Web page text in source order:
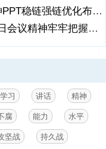
反腐倡廉斗争，赢得了保
史主动，赢得了全党高度
民族伟大复兴的历史主
挥、纪委监委组织协调、
败工作体制机制。,一,构
治标之中，让党员干部因
想”。,二,从治标入手,党的
成效、积累了重要经验。,
存量，严肃查处阻碍党的
除对党阳奉阴违的两面
布局PPT课件【含内容】.pptx
总方针不动摇心得体会2篇.docx
学习 讲话 精神
腐 能力 水平
坚战 持久战